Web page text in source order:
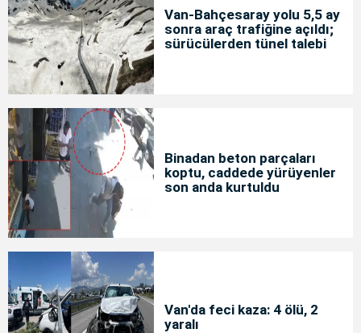
Van-Bahçesaray yolu 5,5 ay
sonra araç trafiğine açıldı;
sürücülerden tünel talebi
Binadan beton parçaları
koptu, caddede yürüyenler
son anda kurtuldu
Van'da feci kaza: 4 ölü, 2
yaralı